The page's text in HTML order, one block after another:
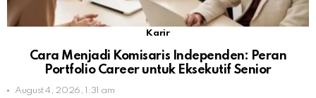
Karir
Cara Menjadi Komisaris Independen: Peran
Portfolio Career untuk Eksekutif Senior
August 4, 2026, 1:31 am